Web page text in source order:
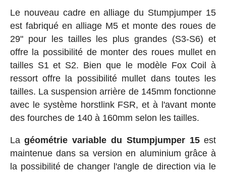
Le nouveau cadre en alliage du Stumpjumper 15
est fabriqué en alliage M5 et monte des roues de
29" pour les tailles les plus grandes (S3-S6) et
offre la possibilité de monter des roues mullet en
tailles S1 et S2. Bien que le modèle Fox Coil à
ressort offre la possibilité mullet dans toutes les
tailles. La suspension arrière de 145mm fonctionne
avec le système horstlink FSR, et à l'avant monte
des fourches de 140 à 160mm selon les tailles.
Lagéométrie variable du Stumpjumper 15est
maintenue dans sa version en aluminium grâce à
la possibilité de changer l'angle de direction via le